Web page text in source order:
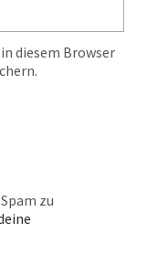
diesem Browser
zu